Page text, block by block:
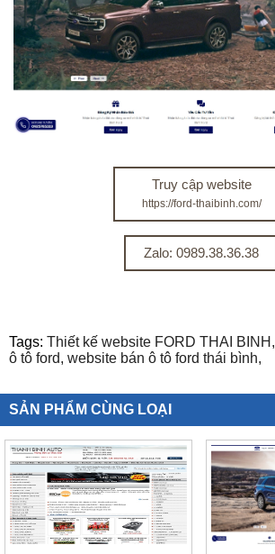
Truy cập website
https://ford-thaibinh.com/
Zalo: 0989.38.36.38
Tags: Thiết kế website FORD THAI BINH,
ô tô ford, website bán ô tô ford thái bình,
SẢN PHẨM CÙNG LOẠI